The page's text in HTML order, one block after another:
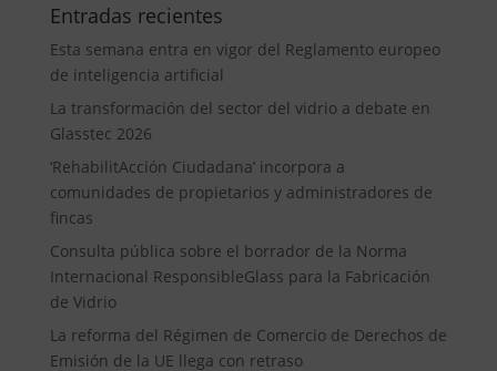
Entradas recientes
Esta semana entra en vigor del Reglamento europeo
de inteligencia artificial
La transformación del sector del vidrio a debate en
Glasstec 2026
‘RehabilitAcción Ciudadana’ incorpora a
comunidades de propietarios y administradores de
fincas
Consulta pública sobre el borrador de la Norma
Internacional ResponsibleGlass para la Fabricación
de Vidrio
La reforma del Régimen de Comercio de Derechos de
Emisión de la UE llega con retraso